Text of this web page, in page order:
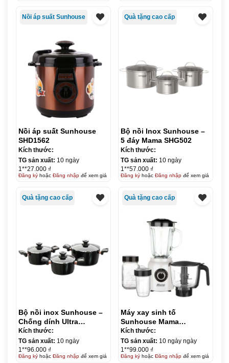
Nồi áp suất Sunhouse
Nồi áp suất Sunhouse
SHD1562
Kích thước:
TG sản xuất: 10 ngày
1**27.000 ₫
Đăng kýhoặc Đăng nhậpđể xem giá
Quà tặng cao cấp
Bộ nồi Inox Sunhouse –
5 đáy Mama SHG502
Kích thước:
TG sản xuất: 10 ngày
1**57.000 ₫
Đăng kýhoặc Đăng nhậpđể xem giá
Quà tặng cao cấp
Bộ nồi inox Sunhouse –
Chống dính Ultra
Titanium ST2210B
Kích thước:
TG sản xuất: 10 ngày
1**96.000 ₫
Đăng kýhoặc Đăng nhậpđể xem giá
Quà tặng cao cấp
Máy xay sinh tố
Sunhouse Mama
SHD5353W
Kích thước:
TG sản xuất: 10 ngày ngày
1**99.000 ₫
Đăng kýhoặc Đăng nhậpđể xem giá